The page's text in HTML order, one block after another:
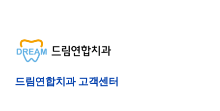
드림연합치과 고객센터